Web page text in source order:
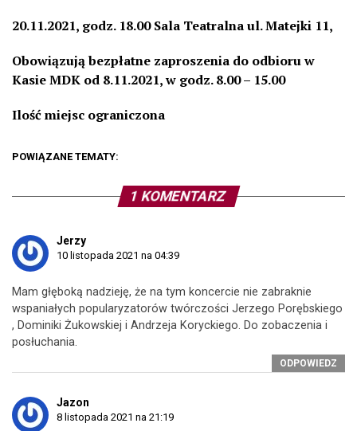
20.11.2021, godz. 18.00 Sala Teatralna ul. Matejki 11,
Obowiązują bezpłatne zaproszenia do odbioru w
Kasie MDK od 8.11.2021, w godz. 8.00 – 15.00
Ilość miejsc ograniczona
POWIĄZANE TEMATY:
1 KOMENTARZ
Jerzy
10 listopada 2021 na 04:39
Mam głęboką nadzieję, że na tym koncercie nie zabraknie
wspaniałych popularyzatorów twórczości Jerzego Porębskiego
, Dominiki Żukowskiej i Andrzeja Koryckiego. Do zobaczenia i
posłuchania.
ODPOWIEDZ
Jazon
8 listopada 2021 na 21:19